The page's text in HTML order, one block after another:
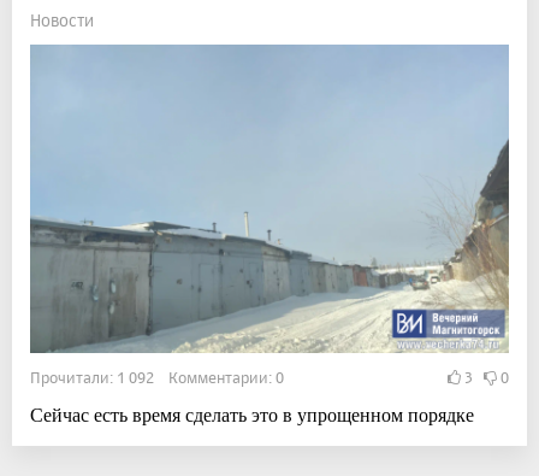
Новости
Прочитали: 1 092 Комментарии: 0 3 0
Сейчас есть время сделать это в упрощенном порядке